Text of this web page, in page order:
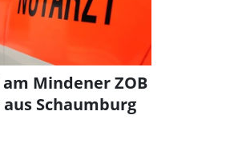
Mindener ZOB
Schaumburg